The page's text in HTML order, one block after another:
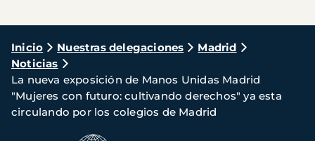
Ruta
de
navegación
Inicio Nuestras delegaciones
Madrid
Noticias
La nueva exposición de Manos Unidas Madrid
"Mujeres con futuro: cultivando derechos" ya esta
circulando por los colegios de Madrid